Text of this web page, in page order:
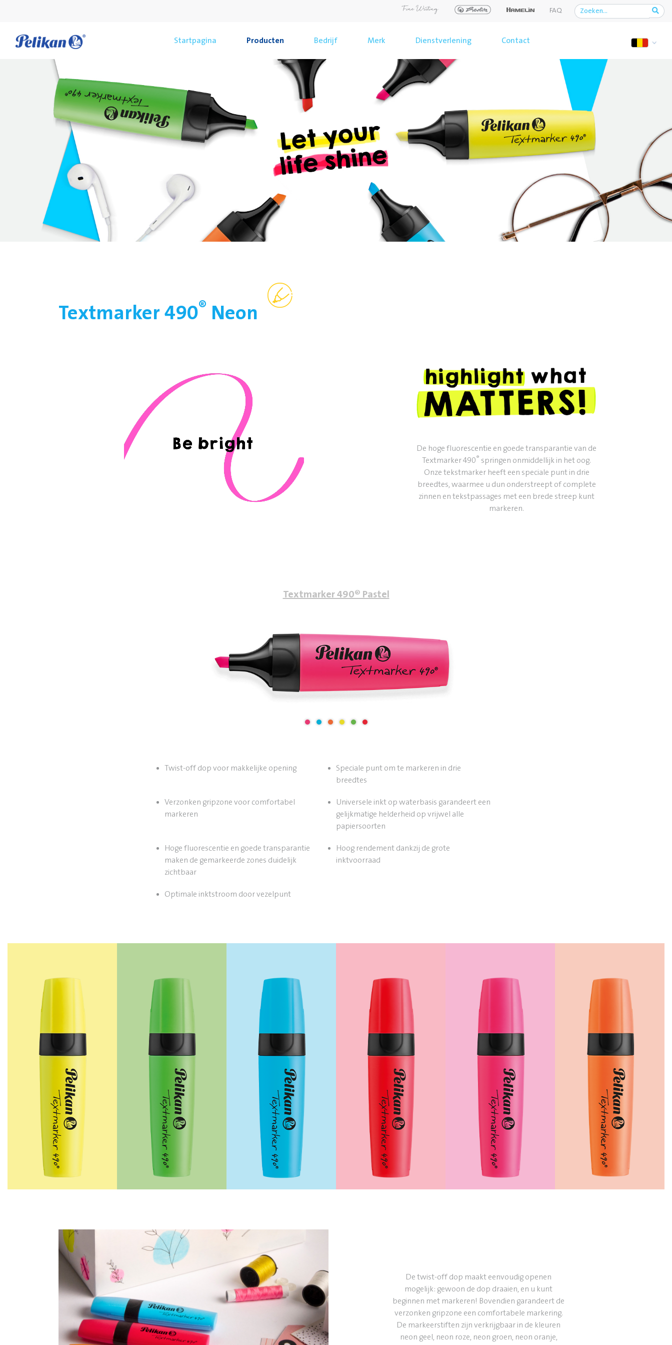
FAQ
Startpagina Producten Bedrijf Merk Dienstverlening Contact
Textmarker 490® Neon
De hoge fluorescentie en goede transparantie van de
Textmarker 490® springen onmiddellijk in het oog.
Onze tekstmarker heeft een speciale punt in drie
breedtes, waarmee u dun onderstreept of complete
zinnen en tekstpassages met een brede streep kunt
markeren.
Textmarker 490® Pastel
Twist-off dop voor makkelijke opening
Speciale punt om te markeren in drie
breedtes
Verzonken gripzone voor comfortabel
markeren
Universele inkt op waterbasis garandeert een
gelijkmatige helderheid op vrijwel alle
papiersoorten
Hoge fluorescentie en goede transparantie
maken de gemarkeerde zones duidelijk
zichtbaar
Hoog rendement dankzij de grote
inktvoorraad
Optimale inktstroom door vezelpunt
De twist-off dop maakt eenvoudig openen
mogelijk: gewoon de dop draaien, en u kunt
beginnen met markeren! Bovendien garandeert de
verzonken gripzone een comfortabele markering.
De markeerstiften zijn verkrijgbaar in de kleuren
neon geel, neon roze, neon groen, neon oranje,